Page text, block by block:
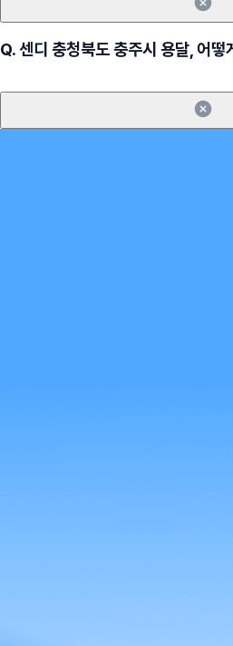
Q.센디 충청북도 충주시 용달, 어떻